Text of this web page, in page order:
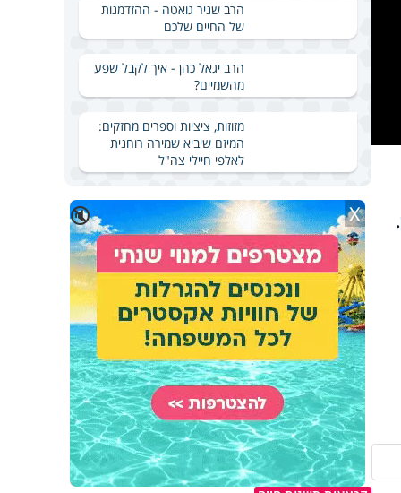
.
הרב שניר גואטה - ההזדמנות
של החיים שלכם
הרב יגאל כהן - איך לקבל שפע
מהשמיים?
מזוזות, ציציות וספרים מחזקים:
המיזם שיביא שמירה רוחנית
לאלפי חיילי צה"ל
🔇 X